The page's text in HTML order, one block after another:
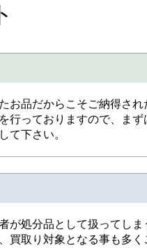
お品だからこそご納得さ
行っておりますので、まず
て下さい。
が処分品として扱ってし
買取り対象となる事も多